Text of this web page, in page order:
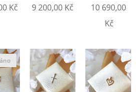
Kč 9 200,00 Kč
10 690,00
Kč